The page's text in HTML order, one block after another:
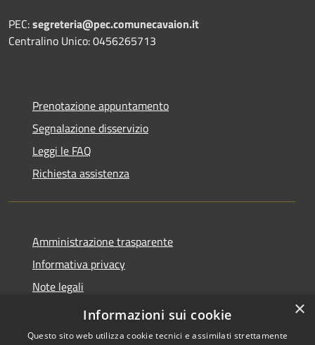
PEC:segreteria@pec.comunecavaion.it
Centralino Unico: 0456265713
Prenotazione appuntamento
Segnalazione disservizio
Leggi le FAQ
Richiesta assistenza
Amministrazione trasparente
Informativa privacy
Note legali
Dichiarazione di accessibilità
×
Informazioni sui cookie
Questo sito web utilizza cookie tecnici e assimilati strettamente